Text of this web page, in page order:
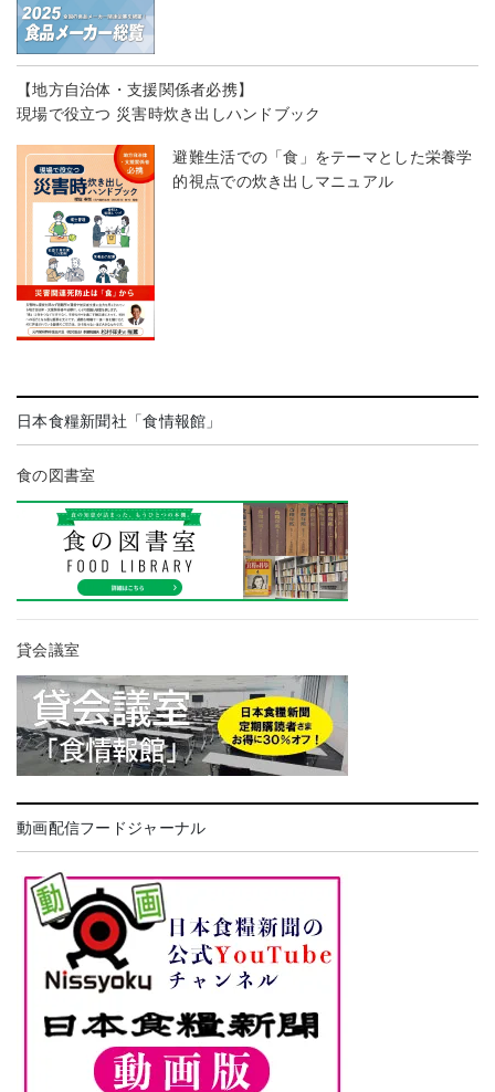
【地方自治体・支援関係者必携】
現場で役立つ 災害時炊き出しハンドブック
避難生活での「食」をテーマとした栄養学
的視点での炊き出しマニュアル
日本食糧新聞社「食情報館」
食の図書室
貸会議室
動画配信フードジャーナル